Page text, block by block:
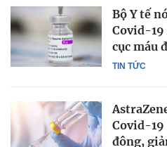
TIN TỨC
Bộ Y tế
Covid-19
cục máu
Covid-19
đông,